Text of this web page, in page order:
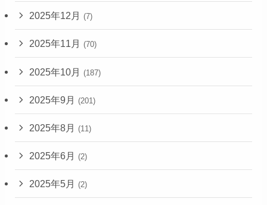
2025年12月 (7)
2025年11月 (70)
2025年10月 (187)
2025年9月 (201)
2025年8月 (11)
2025年6月 (2)
2025年5月 (2)